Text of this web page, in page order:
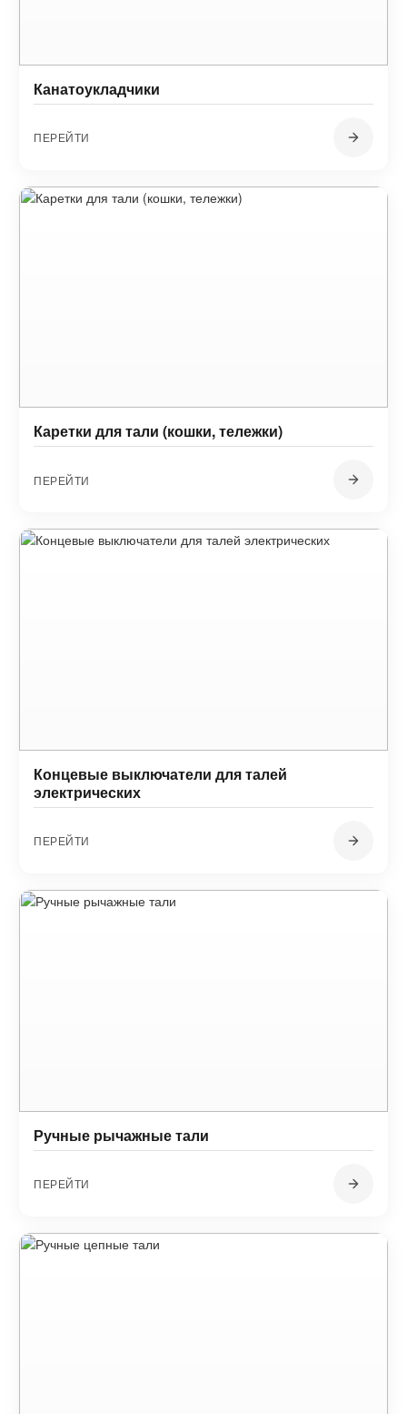
Канатоукладчики
ПЕРЕЙТИ
Каретки для тали (кошки, тележки)
ПЕРЕЙТИ
Концевые выключатели для талей
электрических
ПЕРЕЙТИ
Ручные рычажные тали
ПЕРЕЙТИ